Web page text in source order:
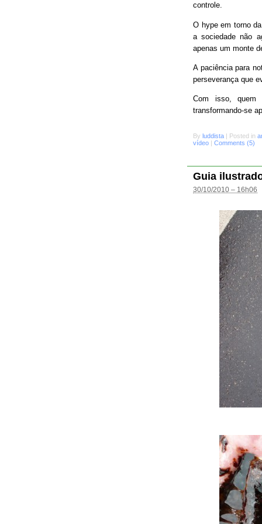
controle.
O hype em torno
a sociedade não
apenas um monte
A paciência para
perseverança que
Com isso, quem
transformando-se
By luddista | Posted in
vídeo | Comments (5)
Guia
30/10/2010 – 16h06